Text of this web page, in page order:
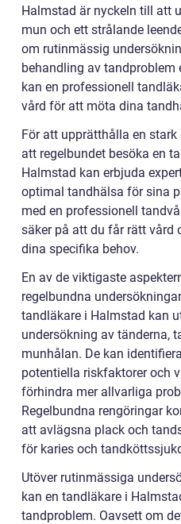
Halmstad är nyckeln till att
mun och ett strålande
om rutinmässig
behandling av tandproblem
kan en professionell
vård för att möta dina
För att upprätthålla en
att regelbundet besöka en
Halmstad kan erbjuda
optimal tandhälsa för sina
med en professionell
säker på att du får rätt vård
dina specifika behov.
En av de viktigaste
regelbundna
tandläkare i Halmstad kan
undersökning av tänderna,
munhålan. De kan
potentiella riskfaktorer och
förhindra mer allvarliga
Regelbundna rengöringar
att avlägsna plack och
för karies och
Utöver rutinmässiga
kan en tandläkare i
tandproblem. Oavsett om